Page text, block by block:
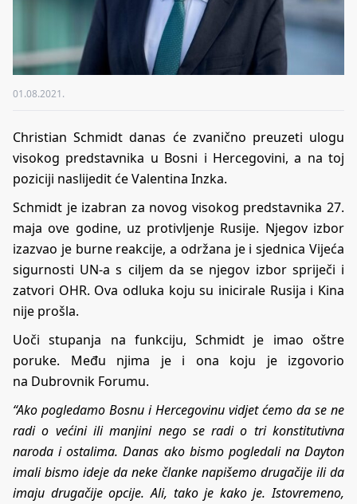
01.08.2021.
Christian Schmidt danas će zvanično preuzeti ulogu
visokog predstavnika u Bosni i Hercegovini, a na toj
poziciji naslijedit će Valentina Inzka.
Schmidt je izabran za novog visokog predstavnika 27.
maja ove godine, uz protivljenje Rusije. Njegov izbor
izazvao je burne reakcije, a održana je i sjednica Vijeća
sigurnosti UN-a s ciljem da se njegov izbor spriječi i
zatvori OHR. Ova odluka koju su inicirale Rusija i Kina
nije prošla.
Uoči stupanja na funkciju, Schmidt je imao oštre
poruke. Među njima je i ona koju je izgovorio
na Dubrovnik Forumu.
“Ako pogledamo Bosnu i Hercegovinu vidjet ćemo da se ne
radi o većini ili manjini nego se radi o tri konstitutivna
naroda i ostalima. Danas ako bismo pogledali na Dayton
imali bismo ideje da neke članke napišemo drugačije ili da
imaju drugačije opcije. Ali, tako je kako je. Istovremeno,